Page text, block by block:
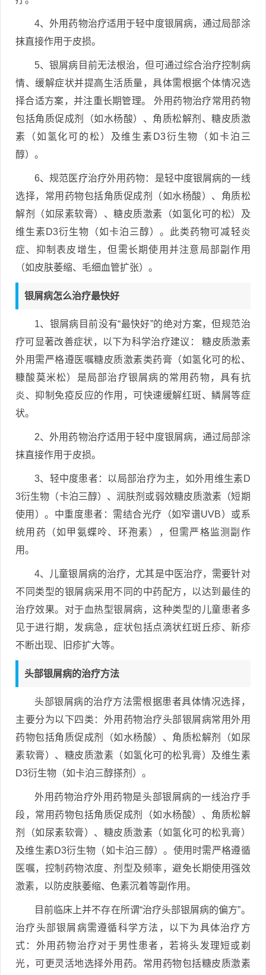
4、外用药物治疗适用于轻中度银屑病，通过局部涂
抹直接作用于皮损。
5、银屑病目前无法根治，但可通过综合治疗控制病
情、缓解症状并提高生活质量，具体需根据个体情况选
择合适方案，并注重长期管理。 外用药物治疗常用药物
包括角质促成剂（如水杨酸）、角质松解剂、糖皮质激
素（如氢化可的松）及维生素D3衍生物（如卡泊三
醇）。
6、规范医疗治疗外用药物：是轻中度银屑病的一线
选择，常用药物包括角质促成剂（如水杨酸）、角质松
解剂（如尿素软膏）、糖皮质激素（如氢化可的松）及
维生素D3衍生物（如卡泊三醇）。此类药物可减轻炎
症、抑制表皮增生，但需长期使用并注意局部副作用
（如皮肤萎缩、毛细血管扩张）。
银屑病怎么治疗最快好
1、银屑病目前没有“最快好”的绝对方案，但规范治
疗可显著改善症状，以下为科学治疗建议： 糖皮质激素
外用需严格遵医嘱糖皮质激素类药膏（如氢化可的松、
糠酸莫米松）是局部治疗银屑病的常用药物，具有抗
炎、抑制免疫反应的作用，可快速缓解红斑、鳞屑等症
状。
2、外用药物治疗适用于轻中度银屑病，通过局部涂
抹直接作用于皮损。
3、轻中度患者：以局部治疗为主，如外用维生素D
3衍生物（卡泊三醇）、润肤剂或弱效糖皮质激素（短期
使用）。中重度患者：需结合光疗（如窄谱UVB）或系
统用药（如甲氨蝶呤、环孢素），但需严格监测副作
用。
4、儿童银屑病的治疗，尤其是中医治疗，需要针对
不同类型的银屑病采用不同的中药配方，以达到最佳的
治疗效果。对于血热型银屑病，这种类型的儿童患者多
见于进行期，发病急，症状包括点滴状红斑丘疹、新疹
不断出现、旧疹扩大等。
头部银屑病的治疗方法
头部银屑病的治疗方法需根据患者具体情况选择，
主要分为以下四类：外用药物治疗头部银屑病常用外用
药物包括角质促成剂（如水杨酸）、角质松解剂（如尿
素软膏）、糖皮质激素（如氢化可的松乳膏）及维生素
D3衍生物（如卡泊三醇搽剂）。
外用药物治疗外用药物是头部银屑病的一线治疗手
段，常用药物包括角质促成剂（如水杨酸）、角质松解
剂（如尿素软膏）、糖皮质激素（如氢化可的松乳膏）
及维生素D3衍生物（如卡泊三醇）。使用时需严格遵循
医嘱，控制药物浓度、剂型及频率，避免长期使用强效
激素，以防皮肤萎缩、色素沉着等副作用。
目前临床上并不存在所谓“治疗头部银屑病的偏方”。
治疗头部银屑病需遵循科学方法，以下为具体治疗方
式：外用药物治疗对于男性患者，若将头发理短或剃
光，可更灵活地选择外用药。常用药物包括糖皮质激素